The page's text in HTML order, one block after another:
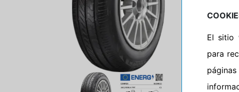
El sitio
para